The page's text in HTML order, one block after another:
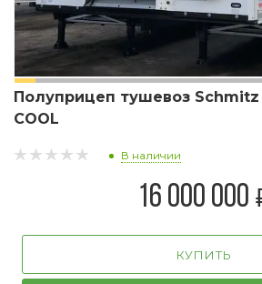
Полуприцеп тушевоз Schmitz
COOL
В наличии
16 000 000
КУПИТЬ